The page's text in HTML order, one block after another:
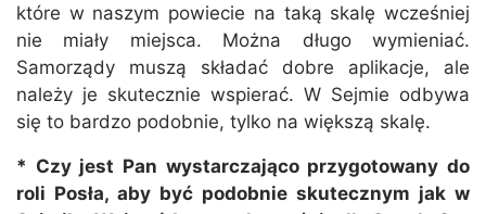
które w naszym powiecie na taką skalę wcześniej
nie miały miejsca. Można długo wymieniać.
Samorządy muszą składać dobre aplikacje, ale
należy je skutecznie wspierać. W Sejmie odbywa
się to bardzo podobnie, tylko na większą skalę.
* Czy jest Pan wystarczająco przygotowany do
roli Posła, aby być podobnie skutecznym jak w